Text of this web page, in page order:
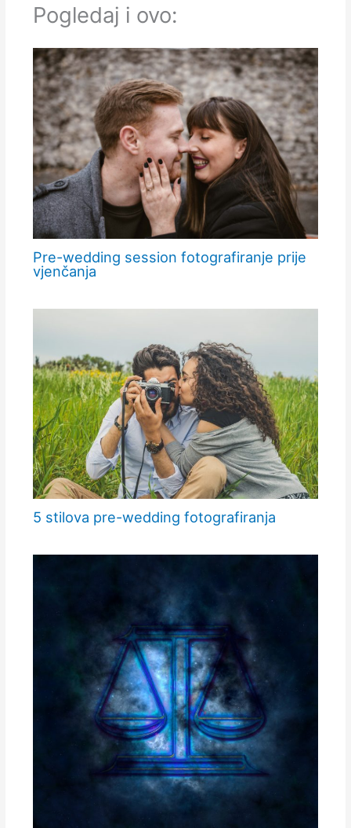
Pogledaj i ovo:
Pre-wedding session fotografiranje prije
vjenčanja
5 stilova pre-wedding fotografiranja